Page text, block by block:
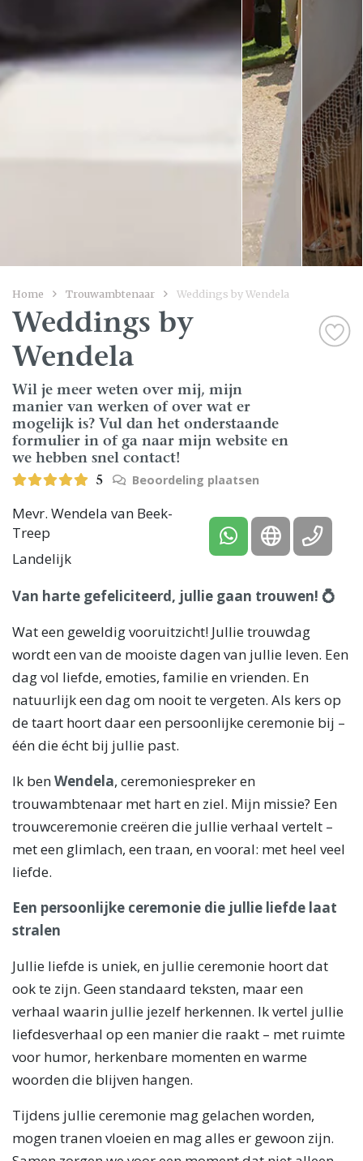
Home Trouwambtenaar Weddings by Wendela
Weddings by
Wendela
Wil je meer weten over mij, mijn
manier van werken of over wat er
mogelijk is? Vul dan het onderstaande
formulier in of ga naar mijn website en
we hebben snel contact!
5 Beoordeling plaatsen
Mevr. Wendela van Beek-
Treep
Landelijk
Van harte gefeliciteerd, jullie gaan trouwen! 💍
Wat een geweldig vooruitzicht! Jullie trouwdag
wordt een van de mooiste dagen van jullie leven. Een
dag vol liefde, emoties, familie en vrienden. En
natuurlijk een dag om nooit te vergeten. Als kers op
de taart hoort daar een persoonlijke ceremonie bij –
één die écht bij jullie past.
Ik benWendela, ceremoniespreker en
trouwambtenaar met hart en ziel. Mijn missie? Een
trouwceremonie creëren die jullie verhaal vertelt –
met een glimlach, een traan, en vooral: met heel veel
liefde.
Een persoonlijke ceremonie die jullie liefde laat
stralen
Jullie liefde is uniek, en jullie ceremonie hoort dat
ook te zijn. Geen standaard teksten, maar een
verhaal waarin jullie jezelf herkennen. Ik vertel jullie
liefdesverhaal op een manier die raakt – met ruimte
voor humor, herkenbare momenten en warme
woorden die blijven hangen.
Tijdens jullie ceremonie mag gelachen worden,
mogen tranen vloeien en mag alles er gewoon zijn.